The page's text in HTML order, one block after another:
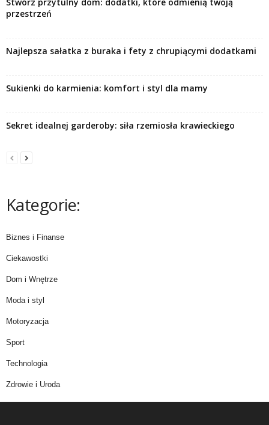
przestrzeń
Najlepsza sałatka z buraka i fety z chrupiącymi dodatkami
Sukienki do karmienia: komfort i styl dla mamy
Sekret idealnej garderoby: siła rzemiosła krawieckiego
Kategorie:
Biznes i Finanse
Ciekawostki
Dom i Wnętrze
Moda i styl
Motoryzacja
Sport
Technologia
Zdrowie i Uroda